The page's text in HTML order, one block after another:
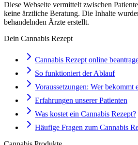
Diese Webseite vermittelt zwischen
keine ärztliche Beratung. Die Inhalte
behandelnden Ärzte erstellt.
Dein Cannabis Rezept
Cannabis Rezept online
So funktioniert der Ablauf
Voraussetzungen: Wer bekommt
Erfahrungen unserer Patienten
Was kostet ein Cannabis Rezept?
Häufige Fragen zum Cannabis